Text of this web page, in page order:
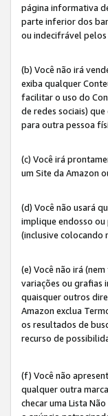
página informativa
parte inferior dos
ou indecifrável pelos
(b) Você não irá
exiba qualquer
facilitar o uso do
de redes sociais)
para outra pessoa
(c) Você irá
um Site da Amazon
(d) Você não usará
implique endosso ou
(inclusive colocando
(e) Você não irá
variações ou grafias
quaisquer outros
Amazon exclua
os resultados de
recurso de
(f) Você não
qualquer outra
checar uma Lista